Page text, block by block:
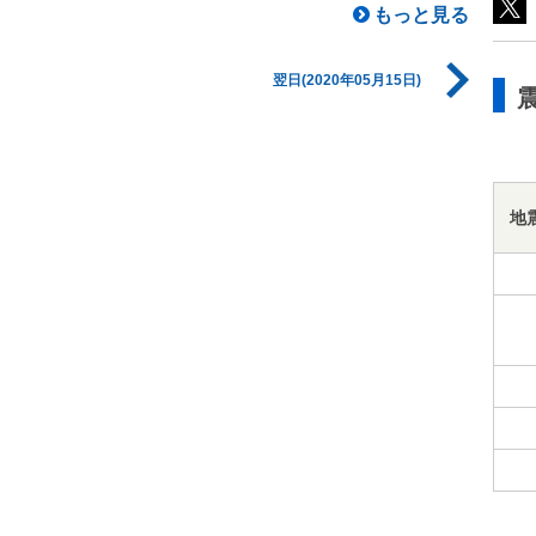
もっと見る
翌日(2020年05月15日)
地